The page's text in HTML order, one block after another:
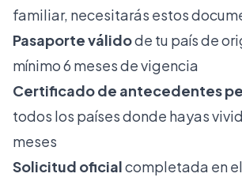
familiar, necesitarás estos
Pasaporte válidode tu país de
mínimo 6 meses de vigencia
Certificado de antecedentes
todos los países donde hayas
meses
Solicitud oficialcompletada en